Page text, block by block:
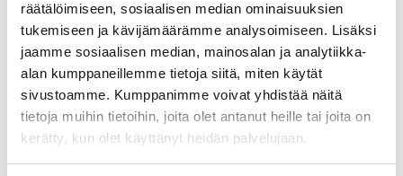
räätälöimiseen, sosiaalisen median ominaisuuksien
tukemiseen ja kävijämäärämme analysoimiseen. Lisäksi
jaamme sosiaalisen median, mainosalan ja analytiikka-
alan kumppaneillemme tietoja siitä, miten käytät
sivustoamme. Kumppanimme voivat yhdistää näitä
tietoja muihin tietoihin, joita olet antanut heille tai joita on
kerätty, kun olet käyttänyt heidän palvelujaan.